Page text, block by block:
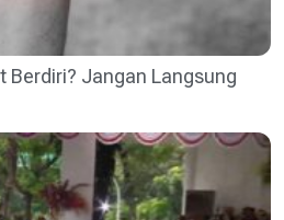
Berdiri? Jangan Langsung